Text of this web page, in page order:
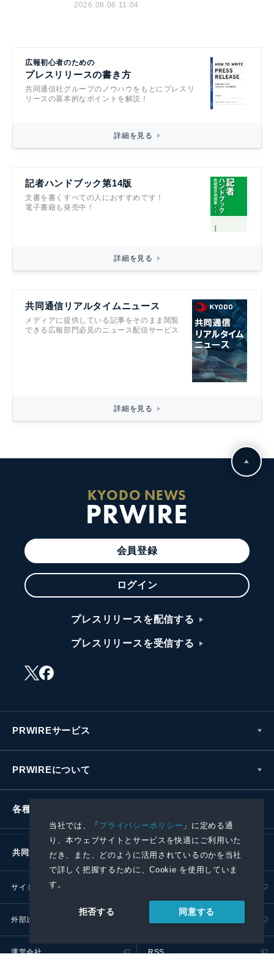
当社では、「プライバシーポリシー 」に定める通
り、本ウェブサイトとサービスを快適にご利用いた
だき、また、どのように活用されているのかを当社
で詳しく把握するために、Cookie を使用していま
す。
拒否する 同意する
2026.08.06 11:04
広報初心者のための
プレスリリースの書き方
共同通信社グループのノウハウをもとにプレスリ
リースの基本的なポイントを解説！
詳細を見る
記者ハンドブック第14版
文書を書くすべての人におすすめです！
電子書籍も発売中！
詳細を見る
共同通信リアルタイムニュース
メディアに提供している記事をそのまま閲覧
できる広報部門必見のニュース配信サービス
詳細を見る
KYODO NEWS
PRWIRE
会員登録
ログイン
プレスリリースを配信する
プレスリリースを受信する
PRWIREサービス
PRWIREについて
各種お問い合わせ
共同通信社グループ
サイトポリシー
外部送信ポリシー プレスリリース取扱基準
運営会社 RSS